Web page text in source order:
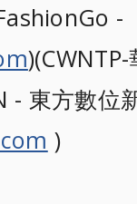
-
)(CWNTP-
- 東方數位
)